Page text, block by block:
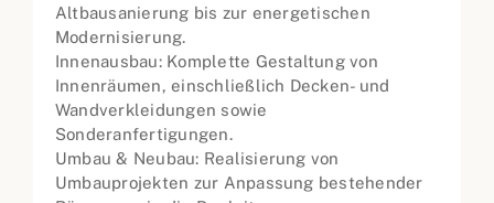
Altbausanierung bis zur energetischen
Modernisierung.
Innenausbau: Komplette Gestaltung von
Innenräumen, einschließlich Decken- und
Wandverkleidungen sowie
Sonderanfertigungen.
Umbau & Neubau: Realisierung von
Umbauprojekten zur Anpassung bestehender